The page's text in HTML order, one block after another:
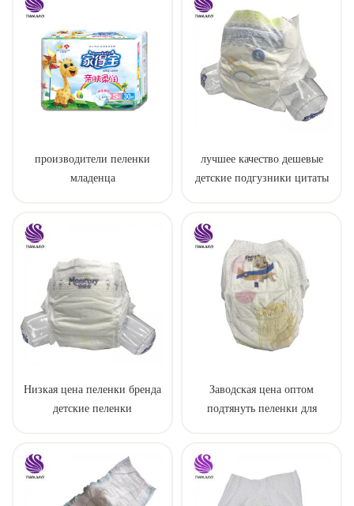
производители пеленки
младенца
устранимые изготовление от
фарфора
лучшее качество дешевые
детские подгузники цитаты
Низкая цена пеленки бренда
детские пеленки
Заводская цена оптом
подтянуть пеленки для